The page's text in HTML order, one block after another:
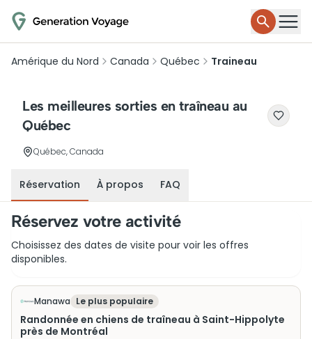
Amérique du Nord Canada Québec Traineau
Les meilleures sorties en traîneau au
Québec
Québec, Canada
Réservation À propos FAQ
Réservez votre activité
Choisissez des dates de visite pour voir les offres
disponibles.
Manawa Le plus populaire
Randonnée en chiens de traîneau à Saint-Hippolyte
près de Montréal